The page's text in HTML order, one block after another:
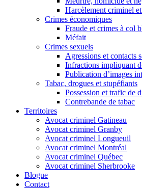
Harcèlement criminel
Crimes économiques
Fraude et crimes à col
Méfait
Crimes sexuels
Agressions et contacts
Infractions impliquant
Publication d’images
Tabac, drogues et stupéfiants
Possession et trafic de
Contrebande de tabac
Territoires
Avocat criminel Gatineau
Avocat criminel Granby
Avocat criminel Longueuil
Avocat criminel Montréal
Avocat criminel Québec
Avocat criminel Sherbrooke
Blogue
Contact